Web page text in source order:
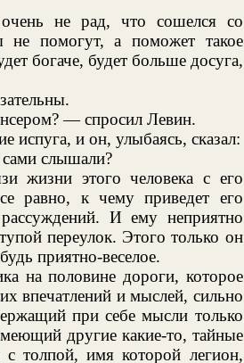
не рад, что сошелся со
помогут, а поможет такое
богаче, будет больше досуга,
— спросил Левин.
испуга, и он, улыбаясь, сказал:
слышали?
жизни этого человека с его
равно, к чему приведет его
И ему неприятно
переулок. Этого только он
приятно-веселое.
на половине дороги, которое
впечатлений и мыслей, сильно
при себе мысли только
другие какие-то, тайные
толпой, имя которой легион,